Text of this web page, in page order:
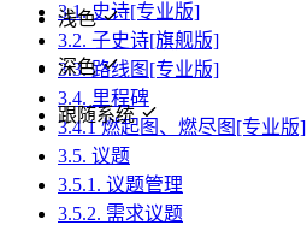
浅色
深色
跟随系统
3.1. 史诗[专业版]
3.2. 子史诗[旗舰版]
3.3. 路线图[专业版]
3.4. 里程碑
3.4.1 燃起图、燃尽图[专业版]
3.5. 议题
3.5.1. 议题管理
3.5.2. 需求议题